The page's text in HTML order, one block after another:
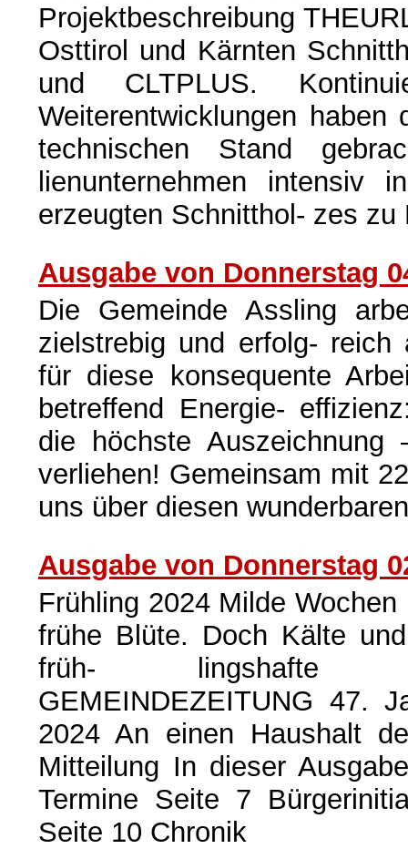
Projektbeschreibung
Osttirol und Kärnten
und CLTPLUS.
Weiterentwicklungen
technischen Stand
lienunternehmen intensiv
erzeugten Schnitthol- zes
Ausgabe von Donnerstag
Die Gemeinde Assling
zielstrebig und erfolg-
für diese konsequente
betreffend Energie-
die höchste
verliehen! Gemeinsam mit
uns über diesen
Ausgabe von Donnerstag
Frühling 2024 Milde
frühe Blüte. Doch Kälte
früh- lingshafte
GEMEINDEZEITUNG 47.
2024 An einen Haushalt
Mitteilung In dieser
Termine Seite 7
Seite 10 Chronik